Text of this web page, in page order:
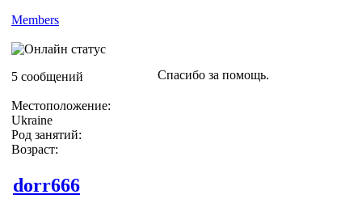
Members
5 сообщений
Местоположение:
Ukraine
Род занятий:
Возраст:
Спасибо за помощь.
dorr666